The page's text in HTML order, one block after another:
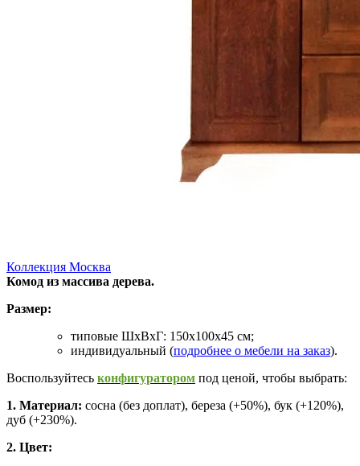
Коллекция Москва
Комод из массива дерева.
Размер:
типовые ШхВхГ: 150х100х45 см;
индивидуальный (подробнее о мебели на заказ).
Воспользуйтесь конфигуратором под ценой, чтобы выбрать:
1. Материал: сосна (без доплат), береза (+50%), бук (+120%),
дуб (+230%).
2. Цвет: